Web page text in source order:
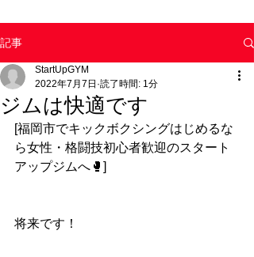
記事
ジムは快適です
StartUpGYM
2022年7月7日 読了時間: 1分
[福岡市でキックボクシングはじめるな
ら女性・格闘技初心者歓迎のスタート
アップジムへ🥊]
将来です！